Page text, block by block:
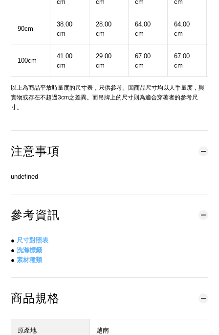
cm
cm
cm
cm
90cm
38.00
cm
28.00
cm
64.00
cm
64.00
cm
100cm
41.00
cm
29.00
cm
67.00
cm
67.00
cm
以上為商品平放時量度的尺寸表，只供參考。因商品尺寸均以人手量度，與
實物或存在不超過3cm之差異。而吊牌上的尺寸則為適合穿著者的參考尺
寸。
注意事項
undefined
參考資訊
● 尺寸對照表
● 洗滌標籤
● 素材種類
商品規格
原產地 越南